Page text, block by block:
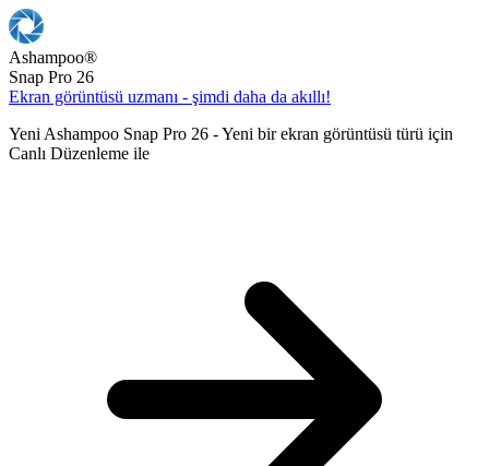
Ashampoo®
Snap Pro 26
Ekran görüntüsü uzmanı - şimdi daha da akıllı!
Yeni Ashampoo Snap Pro 26 - Yeni bir ekran görüntüsü türü için
Canlı Düzenleme ile